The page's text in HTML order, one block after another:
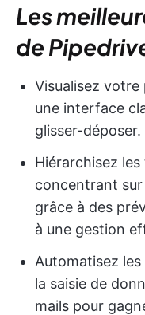
Les
de
Visualisez votre
une interface
glisser-déposer.
Hiérarchisez
concentrant
grâce à des
à une gestion
Automatisez
la saisie de
mails pour